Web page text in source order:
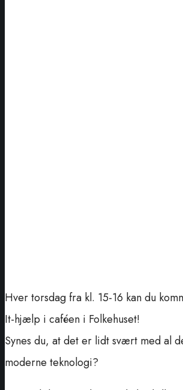
Hver torsdag fra kl. 15-16 kan du
It-hjælp i caféen i Folkehuset!
Synes du, at det er lidt svært med al
moderne teknologi?